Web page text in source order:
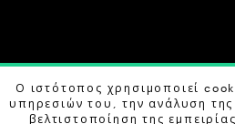
COPYRIGHT © 2026 αθηΝΕΑ, ALL
DESIGN BY G DESIGN STUDIO.
Ο ιστότοπος χρησιμοποιεί
υπηρεσιών του, την ανάλυση της
βελτιστοποίηση της